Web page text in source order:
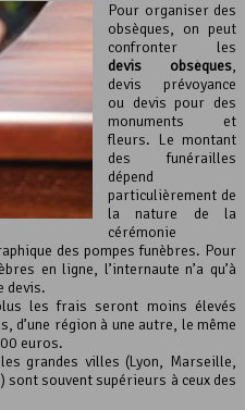
Pour organiser des
obsèques, on peut
confronter les
devis obsèques,
devis prévoyance
ou devis pour des
monuments et
fleurs. Le montant
des funérailles
dépend
particulièrement de
la nature de la
cérémonie
des pompes funèbres. Pour
en ligne, l’internaute n’a qu’à
devis.
les frais seront moins élevés
d’une région à une autre, le même
euros.
grandes villes (Lyon, Marseille,
souvent supérieurs à ceux des